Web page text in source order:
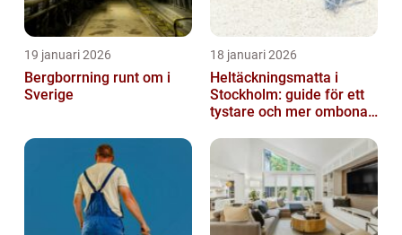
19 januari 2026
Bergborrning runt om i
Sverige
18 januari 2026
Heltäckningsmatta i
Stockholm: guide för ett
tystare och mer ombonat